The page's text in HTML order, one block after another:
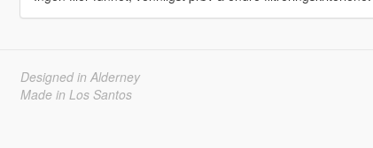
Designed in Alderney
Made in Los Santos